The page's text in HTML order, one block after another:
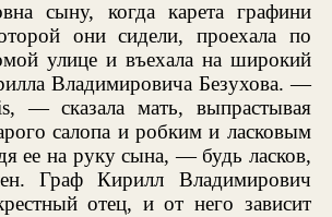
сыну, когда карета графини
они сидели, проехала по
улице и въехала на широкий
Владимировича Безухова. —
— сказала мать, выпрастывая
салопа и робким и ласковым
ее на руку сына, — будь ласков,
Граф Кирилл Владимирович
отец, и от него зависит